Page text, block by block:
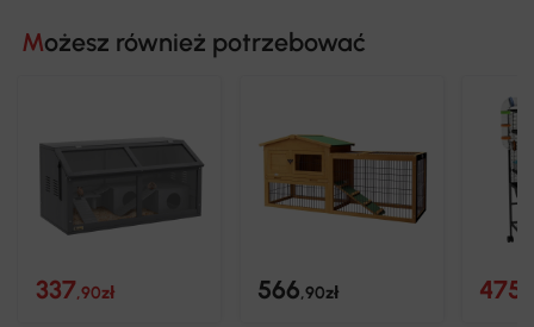
Możesz również potrzebować
337,90zł 566,90zł 475